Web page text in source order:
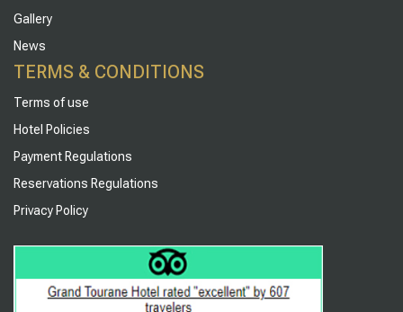
Gallery
News
TERMS & CONDITIONS
Terms of use
Hotel Policies
Payment Regulations
Reservations Regulations
Privacy Policy